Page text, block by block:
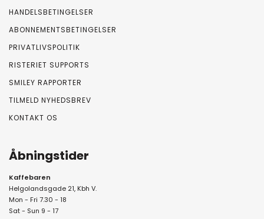
HANDELSBETINGELSER
ABONNEMENTSBETINGELSER
PRIVATLIVSPOLITIK
RISTERIET SUPPORTS
SMILEY RAPPORTER
TILMELD NYHEDSBREV
KONTAKT OS
Åbningstider
Kaffebaren
Helgolandsgade 21, Kbh V.
Mon - Fri 7.30 - 18
Sat - Sun 9 - 17